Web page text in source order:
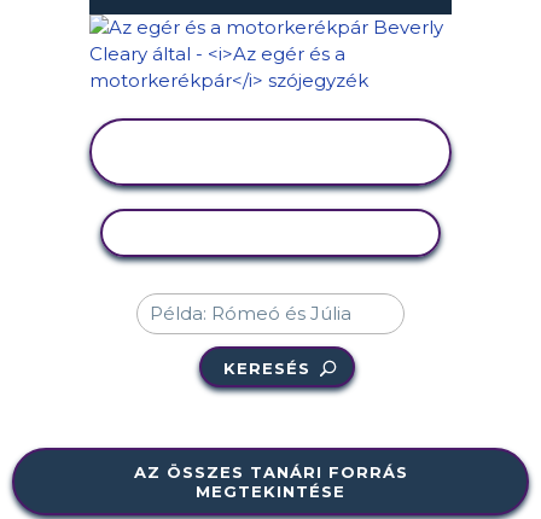
KERESÉS
AZ ÖSSZES TANÁRI FORRÁS
MEGTEKINTÉSE